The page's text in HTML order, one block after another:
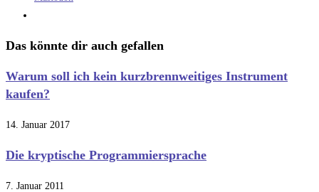
Das könnte dir auch gefallen
Warum soll ich kein kurzbrennweitiges Instrument
kaufen?
14. Januar 2017
Die kryptische Programmiersprache
7. Januar 2011